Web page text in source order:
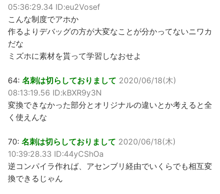
05:36:29.34 ID:eu2Vosef
こんな制度でアホか
作るよりデバッグの方が大変なことが分かってないニワカ
だな
ミズホに素材を貰って学習しなおせよ
64: 名刺は切らしておりまして 2020/06/18(木)
08:13:19.56 ID:kBXR9y3N
変換できなかった部分とオリジナルの違いとか考えると全
く使えんな
70: 名刺は切らしておりまして 2020/06/18(木)
10:39:28.33 ID:44yCShOa
逆コンパイラ作れば、アセンブリ経由でいくらでも相互変
換できるじゃん